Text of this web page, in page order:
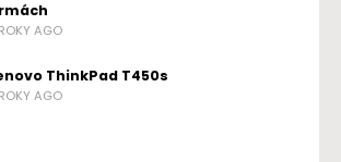
AGO
ThinkPad T450s
AGO